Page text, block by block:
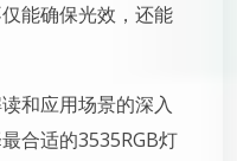
能确保光效，还能
和应用场景的深入
合适的3535RGB灯